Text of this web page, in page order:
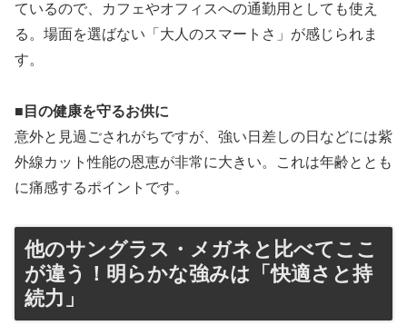
ているので、カフェやオフィスへの通勤用としても使え
る。場面を選ばない「大人のスマートさ」が感じられま
す。
■目の健康を守るお供に
意外と見過ごされがちですが、強い日差しの日などには紫
外線カット性能の恩恵が非常に大きい。これは年齢ととも
に痛感するポイントです。
他のサングラス・メガネと比べてここ
が違う！明らかな強みは「快適さと持
続力」